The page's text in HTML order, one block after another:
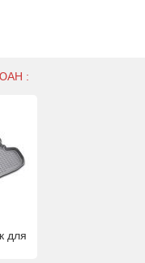
:
для